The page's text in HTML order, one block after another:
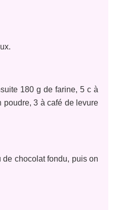
180 g de farine, 5 c à
poudre, 3 à café de levure
chocolat fondu, puis on